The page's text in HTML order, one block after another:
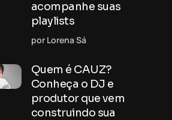
acompanhe suas
playlists
por Lorena Sá
Quem é CAUZ?
Conheça o DJ e
produtor que vem
construindo sua